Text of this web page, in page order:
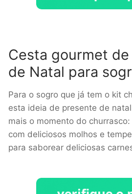
Cesta gourmet
de Natal para
Para o sogro que já tem o kit
esta ideia de presente de
mais o momento do
com deliciosos molhos e
para saborear deliciosas